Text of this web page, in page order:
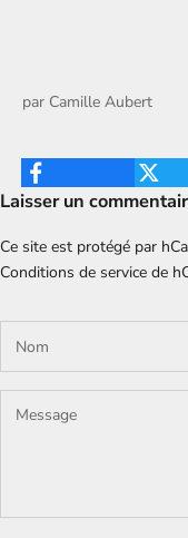
par Camille Aubert
Laisser un
Ce site est protégé par
Conditions de service de